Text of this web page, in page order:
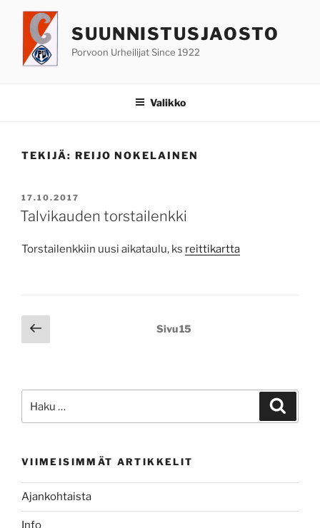
Siirry
sisältöön
SUUNNISTUSJAOSTO
Porvoon Urheilijat Since 1922
Valikko
TEKIJÄ: REIJO NOKELAINEN
JULKAISTU
17.10.2017
Talvikauden torstailenkki
Torstailenkkiin uusi aikataulu, ks reittikartta
Artikkelien
sivutus
Edellinen
sivu
Sivu15
VIIMEISIMMÄT ARTIKKELIT
Ajankohtaista
Info